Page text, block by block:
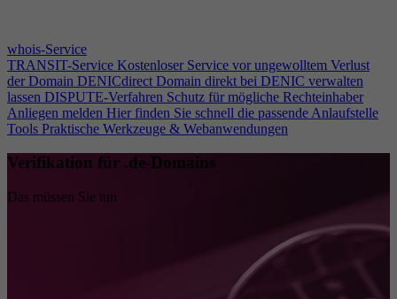
whois-Service
TRANSIT-Service Kostenloser Service vor ungewolltem Verlust
der Domain DENICdirect Domain direkt bei DENIC verwalten
lassen DISPUTE-Verfahren Schutz für mögliche Rechteinhaber
Anliegen melden Hier finden Sie schnell die passende Anlaufstelle
Tools Praktische Werkzeuge & Webanwendungen
Verifikation für .de-Domains
Das müssen Sie tun